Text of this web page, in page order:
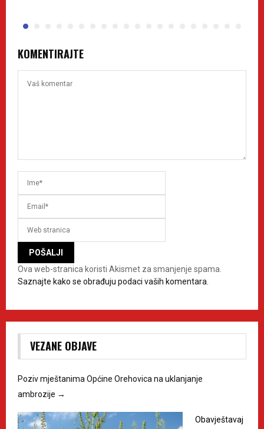
KOMENTIRAJTE
Ova web-stranica koristi Akismet za smanjenje spama.
Saznajte kako se obrađuju podaci vaših komentara.
VEZANE OBJAVE
Poziv mještanima Općine Orehovica na uklanjanje
ambrozije →
Obavještavaj